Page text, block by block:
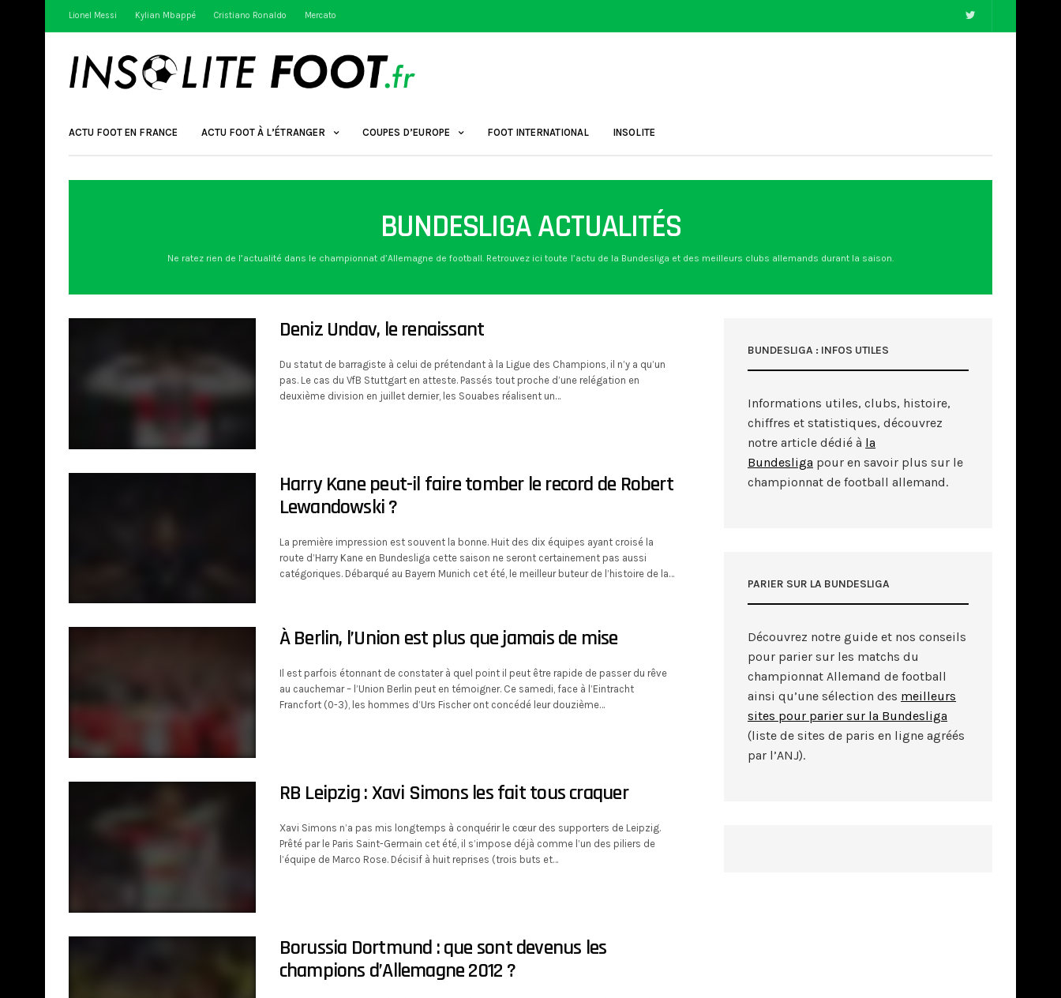
Lionel Messi Kylian Mbappé Cristiano Ronaldo Mercato
ACTU FOOT EN FRANCE ACTU FOOT À L’ÉTRANGER COUPES D’EUROPE FOOT INTERNATIONAL INSOLITE
BUNDESLIGA ACTUALITÉS
Ne ratez rien de l’actualité dans le championnat d’Allemagne de football. Retrouvez ici toute l’actu de la Bundesliga et des meilleurs clubs allemands durant la saison.
Deniz Undav, le renaissant
Du statut de barragiste à celui de prétendant à la Ligue des Champions, il n’y a qu’un
pas. Le cas du VfB Stuttgart en atteste. Passés tout proche d’une relégation en
deuxième division en juillet dernier, les Souabes réalisent un…
Harry Kane peut-il faire tomber le record de Robert
Lewandowski ?
La première impression est souvent la bonne. Huit des dix équipes ayant croisé la
route d’Harry Kane en Bundesliga cette saison ne seront certainement pas aussi
catégoriques. Débarqué au Bayern Munich cet été, le meilleur buteur de l’histoire de la…
À Berlin, l’Union est plus que jamais de mise
Il est parfois étonnant de constater à quel point il peut être rapide de passer du rêve
au cauchemar – l’Union Berlin peut en témoigner. Ce samedi, face à l’Eintracht
Francfort (0-3), les hommes d’Urs Fischer ont concédé leur douzième…
RB Leipzig : Xavi Simons les fait tous craquer
Xavi Simons n’a pas mis longtemps à conquérir le cœur des supporters de Leipzig.
Prêté par le Paris Saint-Germain cet été, il s’impose déjà comme l’un des piliers de
l’équipe de Marco Rose. Décisif à huit reprises (trois buts et…
Borussia Dortmund : que sont devenus les
champions d’Allemagne 2012 ?
BUNDESLIGA : INFOS UTILES
Informations utiles, clubs, histoire,
chiffres et statistiques, découvrez
notre article dédié à la
Bundesliga pour en savoir plus sur le
championnat de football allemand.
PARIER SUR LA BUNDESLIGA
Découvrez notre guide et nos conseils
pour parier sur les matchs du
championnat Allemand de football
ainsi qu’une sélection des meilleurs
sites pour parier sur la Bundesliga
(liste de sites de paris en ligne agréés
par l’ANJ).